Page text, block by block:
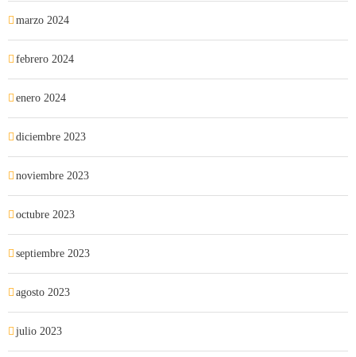
marzo 2024
febrero 2024
enero 2024
diciembre 2023
noviembre 2023
octubre 2023
septiembre 2023
agosto 2023
julio 2023